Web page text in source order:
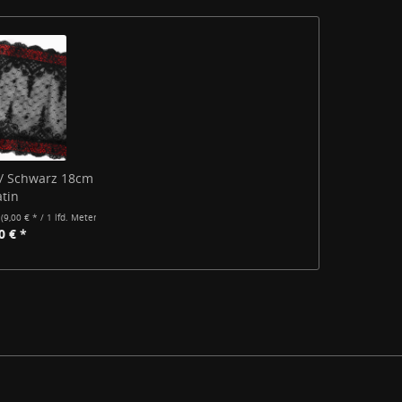
Schwarz 18cm
(9,00 € * / 1 lfd. Meter)
€ *